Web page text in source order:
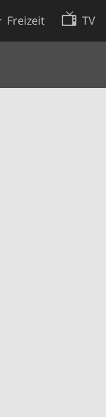
Freizeit TV